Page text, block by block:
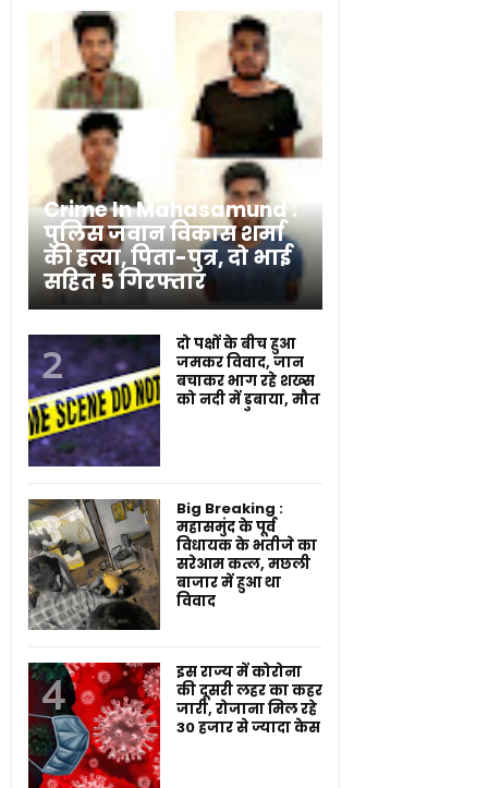
Crime In Mahasamund :
पुलिस जवान विकास शर्मा
की हत्या, पिता-पुत्र, दो भाई
सहित 5 गिरफ्तार
दो पक्षों के बीच हुआ
जमकर विवाद, जान
बचाकर भाग रहे शख्स
को नदी में डुबाया, मौत
Big Breaking :
महासमुंद के पूर्व
विधायक के भतीजे का
सरेआम कत्ल, मछली
बाजार में हुआ था
विवाद
इस राज्य में कोरोना
की दूसरी लहर का कहर
जारी, रोजाना मिल रहे
30 हजार से ज्यादा केस